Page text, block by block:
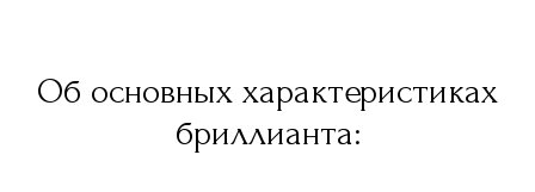
Об основных характеристиках
бриллианта: